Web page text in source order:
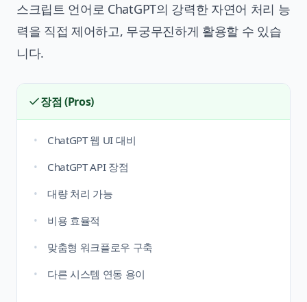
스크립트 언어로 ChatGPT의 강력한 자연어 처리 능
력을 직접 제어하고, 무궁무진하게 활용할 수 있습
니다.
장점 (Pros)
ChatGPT 웹 UI 대비
ChatGPT API 장점
대량 처리 가능
비용 효율적
맞춤형 워크플로우 구축
다른 시스템 연동 용이